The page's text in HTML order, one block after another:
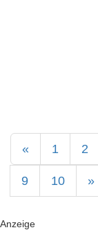
« 1 2
9 10 »
Anzeige